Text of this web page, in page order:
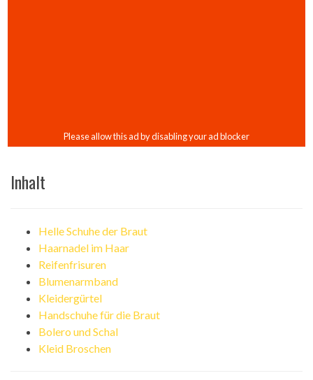
Inhalt
Helle Schuhe der Braut
Haarnadel im Haar
Reifenfrisuren
Blumenarmband
Kleidergürtel
Handschuhe für die Braut
Bolero und Schal
Kleid Broschen